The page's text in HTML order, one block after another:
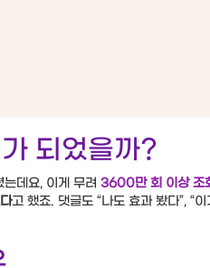
되었을까?
데요, 이게 무려 3600만 회 이상 조
고 했죠. 댓글도 “나도 효과 봤다”, “